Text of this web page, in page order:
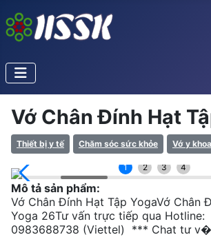
Vớ Chân Đính Hạt
Thiết bị y tế Chăm sóc sức khỏe Vớ y khoa
1 2 3 4
Mô tả sản phẩm:
Vớ Chân Đính Hạt Tập YogaVớ Chân
Yoga 26Tư vấn trực tiếp qua Hotline:
0983688738 (Viettel) *** Chat tư